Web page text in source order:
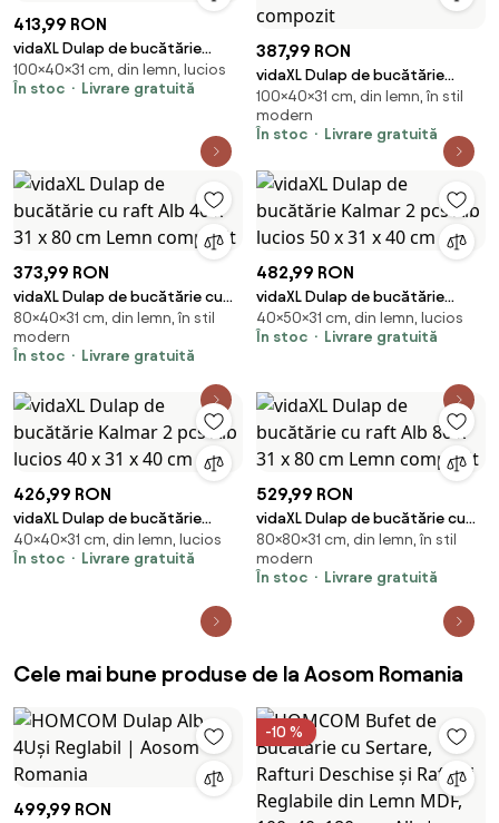
413,99 RON
vidaXL Dulap de bucătărie
Kalmar Alb lucios 40 x 31 x 100
cm
100×40×31 cm, din lemn, lucios
În stoc
Livrare gratuită
387,99 RON
vidaXL Dulap de bucătărie
Kalmar Alb 40 x 31 x 100 cm
Lemn compozit
100×40×31 cm, din lemn, în stil
modern
În stoc
Livrare gratuită
373,99 RON
vidaXL Dulap de bucătărie cu
raft Alb 40 x 31 x 80 cm Lemn
compozit
80×40×31 cm, din lemn, în stil
modern
În stoc
Livrare gratuită
482,99 RON
vidaXL Dulap de bucătărie
Kalmar 2 pcs Alb lucios 50 x 31 x
40 cm
40×50×31 cm, din lemn, lucios
În stoc
Livrare gratuită
426,99 RON
vidaXL Dulap de bucătărie
Kalmar 2 pcs Alb lucios 40 x 31 x
40 cm
40×40×31 cm, din lemn, lucios
În stoc
Livrare gratuită
529,99 RON
vidaXL Dulap de bucătărie cu
raft Alb 80 x 31 x 80 cm Lemn
compozit
80×80×31 cm, din lemn, în stil
modern
În stoc
Livrare gratuită
Cele mai bune produse de la Aosom Romania
499,99 RON
-10 %